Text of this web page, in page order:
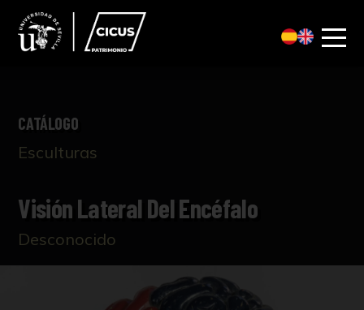
CATÁLOGO
Esculturas
Visión Lateral Del Encéfalo
Desconocido